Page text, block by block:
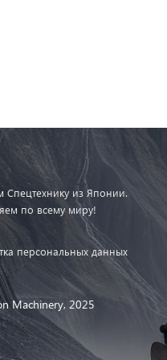
Спецтехнику из Японии.
по всему миру!
персональных данных
Machinery, 2025